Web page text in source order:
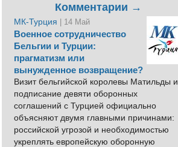
Комментарии →
МК-Турция | 14 Май
Военное сотрудничество
Бельгии и Турции:
прагматизм или
вынужденное возвращение?
Визит бельгийской королевы Матильды и
подписание девяти оборонных
соглашений с Турцией официально
объясняют двумя главными причинами:
российской угрозой и необходимостью
укреплять европейскую оборонную